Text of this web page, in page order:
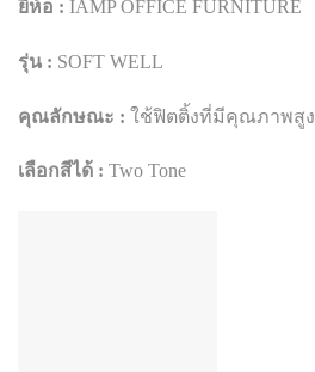
ยี่ห้อ : IAMP OFFICE FURNITURE
รุ่น : SOFT WELL
คุณลักษณะ : ใช้ฟิตติ้งที่มีคุณภาพสูง
เลือกสีได้ : Two Tone